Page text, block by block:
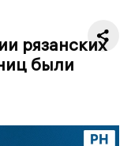
рязанских
были